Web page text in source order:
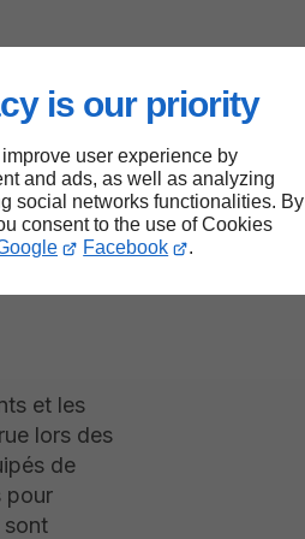
is our priority
user experience by
and ads, as well as analyzing
social networks functionalities. By
consent to the use of Cookies
Facebook .
à
et les
lors des
de
pour
sont